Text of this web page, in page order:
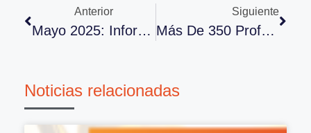
Anterior
Mayo 2025: Informe Panorama Económico CEOE
Siguiente
Más De 350 Profesionales Se Reúnen En El 37º Congreso De ANCERA
Noticias relacionadas